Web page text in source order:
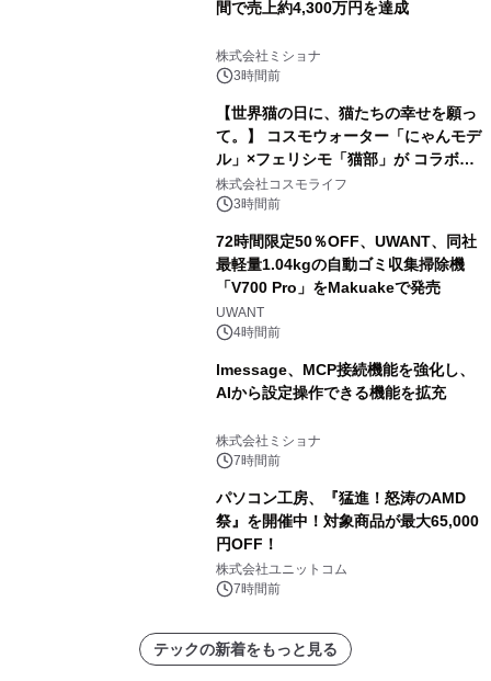
間で売上約4,300万円を達成
株式会社ミショナ
3時間前
【世界猫の日に、猫たちの幸せを願っ
て。】 コスモウォーター「にゃんモデ
ル」×フェリシモ「猫部」が コラボキ
ャンペーンを実施
株式会社コスモライフ
3時間前
72時間限定50％OFF、UWANT、同社
最軽量1.04kgの自動ゴミ収集掃除機
「V700 Pro」をMakuakeで発売
UWANT
4時間前
lmessage、MCP接続機能を強化し、
AIから設定操作できる機能を拡充
株式会社ミショナ
7時間前
パソコン工房、『猛進！怒涛のAMD
祭』を開催中！対象商品が最大65,000
円OFF！
株式会社ユニットコム
7時間前
テックの新着をもっと見る